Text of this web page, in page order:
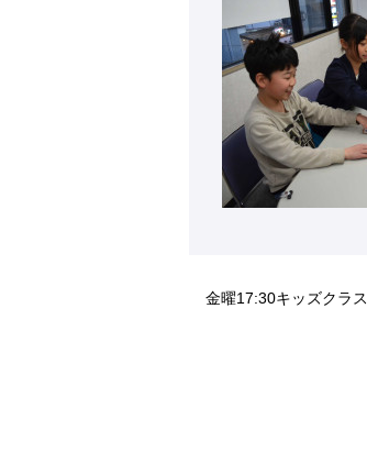
金曜17:30キッズクラス